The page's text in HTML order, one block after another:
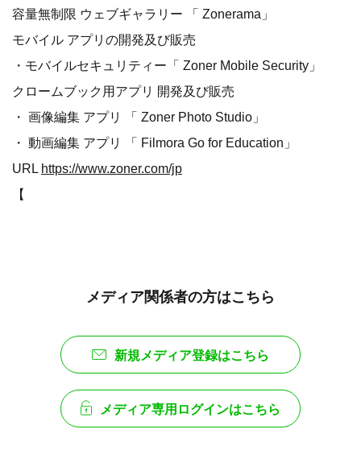
容量無制限 ウェブギャラリー 「 Zonerama」
モバイル アプリの開発及び販売
・モバイルセキュリティー「 Zoner Mobile Security」
クロームブック用アプリ 開発及び販売
・ 画像編集 アプリ 「 Zoner Photo Studio」
・ 動画編集 アプリ 「 Filmora Go for Education」
URL https://www.zoner.com/jp
【
メディア関係者の方はこちら
新規メディア登録はこちら
メディア専用ログインはこちら